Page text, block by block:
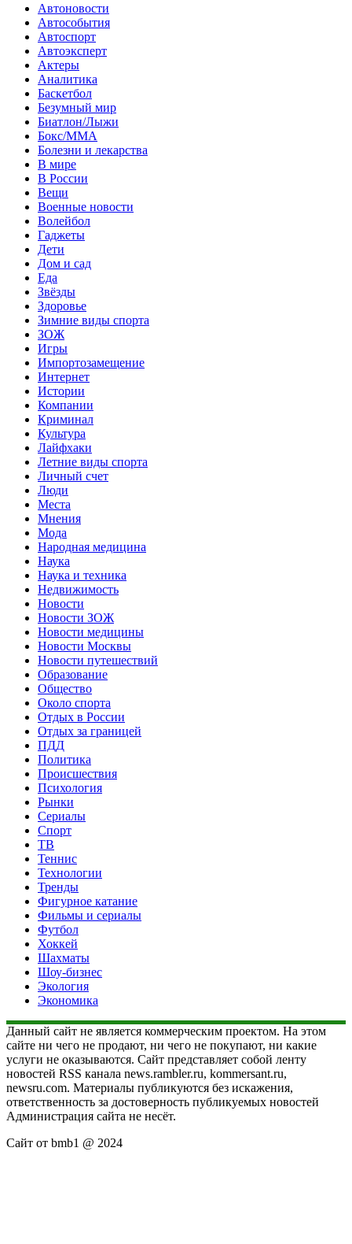
Автоновости
Автособытия
Автоспорт
Автоэксперт
Актеры
Аналитика
Баскетбол
Безумный мир
Биатлон/Лыжи
Бокс/MMA
Болезни и лекарства
В мире
В России
Вещи
Военные новости
Волейбол
Гаджеты
Дети
Дом и сад
Еда
Звёзды
Здоровье
Зимние виды спорта
ЗОЖ
Игры
Импортозамещение
Интернет
Истории
Компании
Криминал
Культура
Лайфхаки
Летние виды спорта
Личный счет
Люди
Места
Мнения
Мода
Народная медицина
Наука
Наука и техника
Недвижимость
Новости
Новости ЗОЖ
Новости медицины
Новости Москвы
Новости путешествий
Образование
Общество
Около спорта
Отдых в России
Отдых за границей
ПДД
Политика
Происшествия
Психология
Рынки
Сериалы
Спорт
ТВ
Теннис
Технологии
Тренды
Фигурное катание
Фильмы и сериалы
Футбол
Хоккей
Шахматы
Шоу-бизнес
Экология
Экономика
Данный сайт не является коммерческим проектом. На этом
сайте ни чего не продают, ни чего не покупают, ни какие
услуги не оказываются. Сайт представляет собой ленту
новостей RSS канала news.rambler.ru, kommersant.ru,
newsru.com. Материалы публикуются без искажения,
ответственность за достоверность публикуемых новостей
Администрация сайта не несёт.
Сайт от bmb1 @ 2024